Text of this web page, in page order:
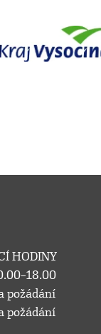
HODINY
požádání
požádání